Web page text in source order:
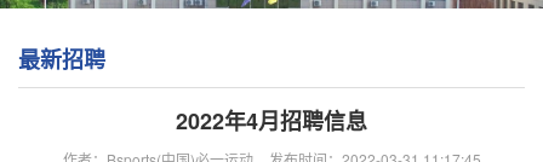
最新招聘
2022年4月招聘信息